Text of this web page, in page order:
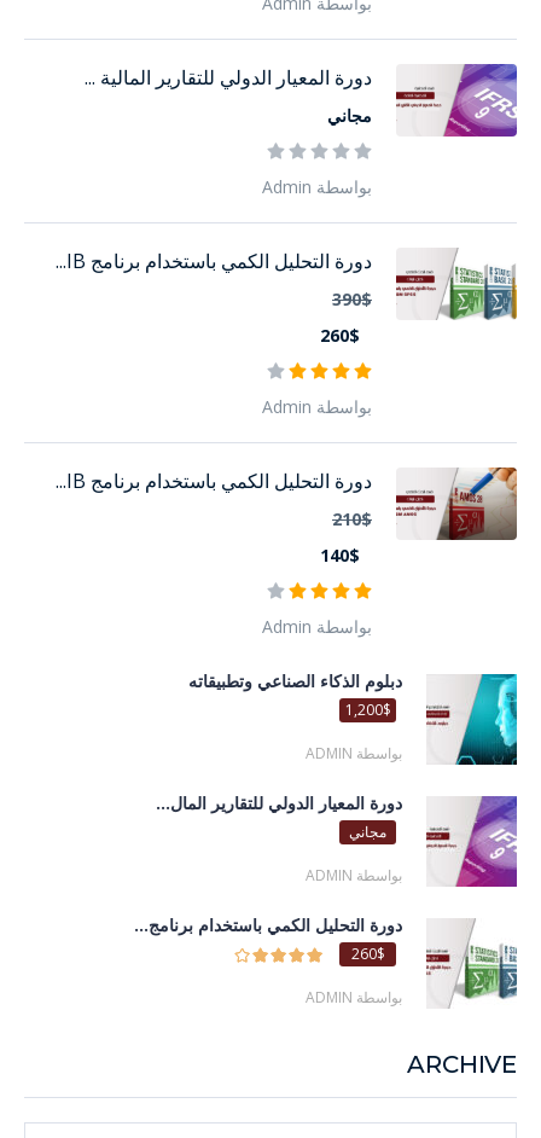
دورة المعيار الدولي للتقارير المالية ...
مجاني
بواسطة Admin
دورة التحليل الكمي باستخدام برنامج IB...
390$
260$
بواسطة Admin
دورة التحليل الكمي باستخدام برنامج IB...
210$
140$
بواسطة Admin
دبلوم الذكاء الصناعي وتطبيقاته
1,200$
بواسطة ADMIN
دورة المعيار الدولي للتقارير المال...
مجاني
بواسطة ADMIN
دورة التحليل الكمي باستخدام برنامج...
260$
بواسطة ADMIN
ARCHIVE